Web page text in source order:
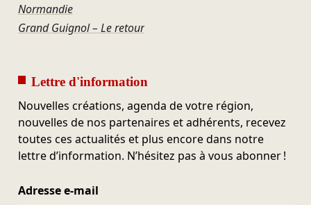
Normandie
Grand Guignol – Le retour
Lettre d'information
Nouvelles créations, agenda de votre région,
nouvelles de nos partenaires et adhérents, recevez
toutes ces actualités et plus encore dans notre
lettre d’information. N’hésitez pas à vous abonner !
Adresse e-mail